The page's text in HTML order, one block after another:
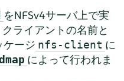
をNFSv4サーバ上で実
ライアントの名前と
ージ nfs-client に
によって行われま